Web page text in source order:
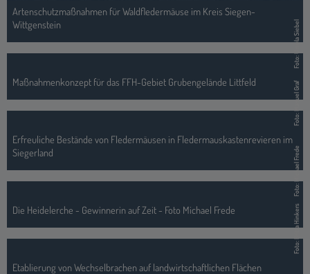
Artenschutzmaßnahmen für Waldfledermäuse im Kreis Siegen-
Wittgenstein
Foto: Ursula Siebel
Maßnahmenkonzept für das FFH-Gebiet Grubengelände Littfeld Foto: Manuel Graf
Erfreuliche Bestände von Fledermäusen in Fledermauskastenrevieren im
Siegerland
Foto: Michael Frede
Die Heidelerche - Gewinnerin auf Zeit - Foto Michael Frede Foto: Britta Hinkers
Etablierung von Wechselbrachen auf landwirtschaftlichen Flächen